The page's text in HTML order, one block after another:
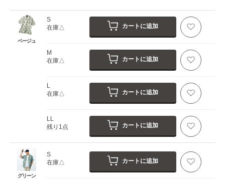
ベージュ
S
在庫△
カートに追加
M
在庫△
カートに追加
L
在庫△
カートに追加
LL
残り1点
カートに追加
グリーン
S
在庫△
カートに追加